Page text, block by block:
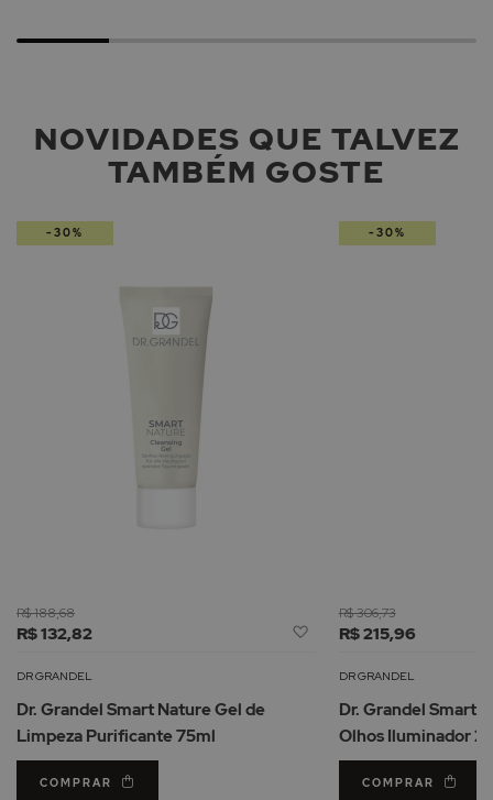
NOVIDADES QUE TALVEZ
TAMBÉM GOSTE
R$ 132,82
R$ 188,68
Adicionar
Lista
Desejos
DR GRANDEL
Dr. Grandel Smart Nature Gel de
Limpeza Purificante 75ml
COMPRAR
-30%
R$ 215,96
R$ 306,73
DR GRANDEL
Dr. Grandel Smart
Olhos Iluminador
COMPRAR
-30%